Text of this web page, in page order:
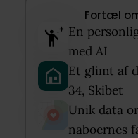
Fortæl
En
med AI​
Et glimt af
34, Skibet​
Unik data
naboernes